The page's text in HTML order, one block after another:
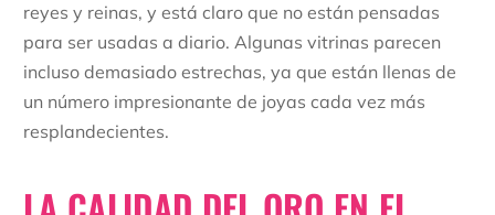
reyes y reinas, y está claro que no están pensadas
para ser usadas a diario. Algunas vitrinas parecen
incluso demasiado estrechas, ya que están llenas de
un número impresionante de joyas cada vez más
resplandecientes.